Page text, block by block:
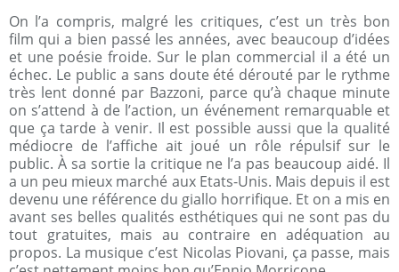
On l’a compris, malgré les critiques, c’est un très bon
film qui a bien passé les années, avec beaucoup d’idées
et une poésie froide. Sur le plan commercial il a été un
échec. Le public a sans doute été dérouté par le rythme
très lent donné par Bazzoni, parce qu’à chaque minute
on s’attend à de l’action, un événement remarquable et
que ça tarde à venir. Il est possible aussi que la qualité
médiocre de l’affiche ait joué un rôle répulsif sur le
public. À sa sortie la critique ne l’a pas beaucoup aidé. Il
a un peu mieux marché aux Etats-Unis. Mais depuis il est
devenu une référence du giallo horrifique. Et on a mis en
avant ses belles qualités esthétiques qui ne sont pas du
tout gratuites, mais au contraire en adéquation au
propos. La musique c’est Nicolas Piovani, ça passe, mais